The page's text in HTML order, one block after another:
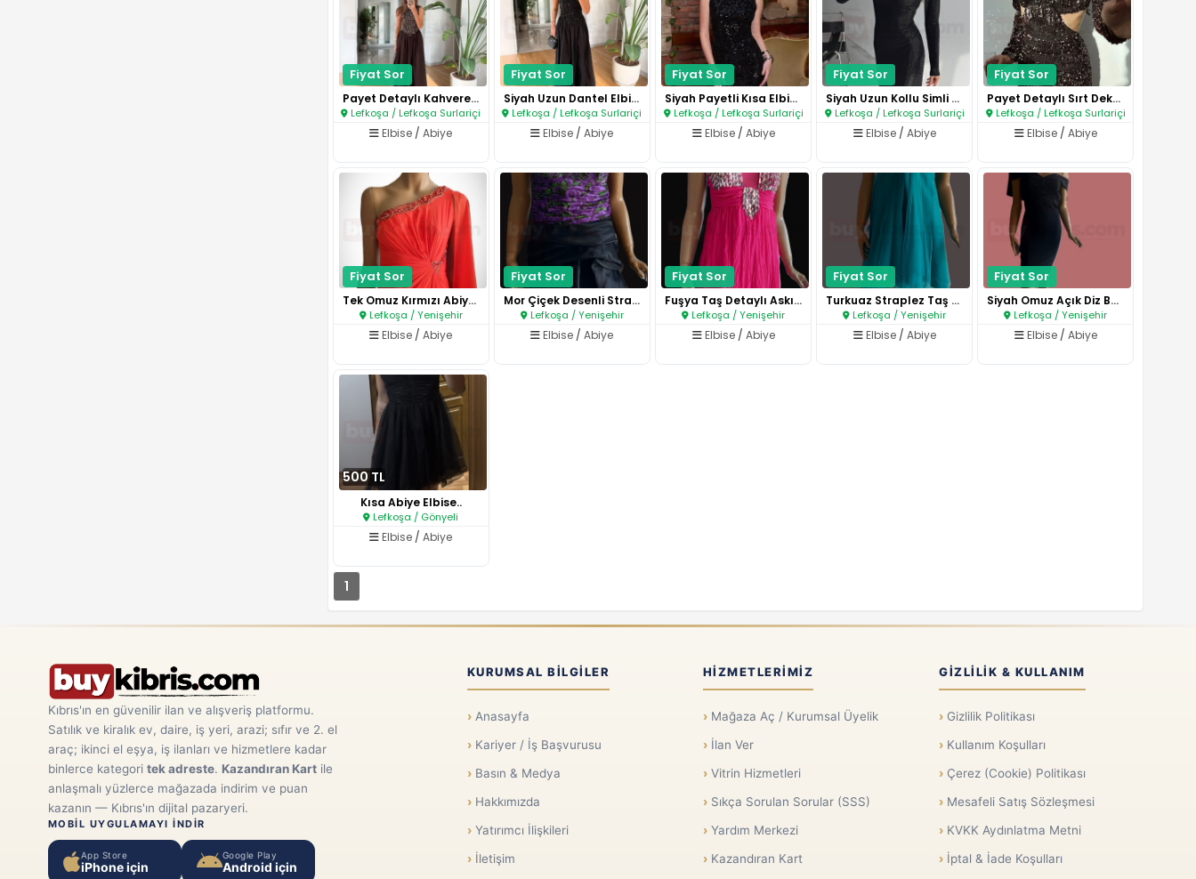
Fiyat Sor
Payet Detaylı Kahverengi Elbis..
Lefkoşa / Lefkoşa Surlariçi
Elbise /Abiye
Fiyat Sor
Siyah Uzun Dantel Elbise..
Lefkoşa / Lefkoşa Surlariçi
Elbise /Abiye
Fiyat Sor
Siyah Payetli Kısa Elbise..
Lefkoşa / Lefkoşa Surlariçi
Elbise/ Abiye
Fiyat Sor
Siyah Uzun Kollu Simli Elbise..
Lefkoşa / Lefkoşa Surlariçi
Elbise/ Abiye
Fiyat Sor
Payet Detaylı Sırt Dekolteli M..
Lefkoşa / Lefkoşa Surlariçi
Elbise/ Abiye
Fiyat Sor
Tek Omuz Kırmızı Abiye Elbise..
Lefkoşa / Yenişehir
Elbise /Abiye
Fiyat Sor
Mor Çiçek Desenli Straplez Abi..
Lefkoşa / Yenişehir
Elbise /Abiye
Fiyat Sor
Fuşya Taş Detaylı Askılı Abiye..
Lefkoşa / Yenişehir
Elbise/ Abiye
Fiyat Sor
Turkuaz Straplez Taş Detaylı A..
Lefkoşa / Yenişehir
Elbise/ Abiye
Fiyat Sor
Siyah Omuz Açık Diz Boyu Abiye..
Lefkoşa / Yenişehir
Elbise/ Abiye
500 TL
Kısa Abiye Elbise..
Lefkoşa / Gönyeli
Elbise /Abiye
1
Kıbrıs'ın en güvenilir ilan ve alışveriş platformu.
Satılık ve kiralık ev, daire, iş yeri, arazi; sıfır ve 2. el
araç; ikinci el eşya, iş ilanları ve hizmetlere kadar
binlerce kategori tek adreste. Kazandıran Kartile
anlaşmalı yüzlerce mağazada indirim ve puan
kazanın — Kıbrıs'ın dijital pazaryeri.
MOBIL UYGULAMAYI INDIR
App Store
iPhone için
Google Play
Android için
KURUMSAL BILGILER
Anasayfa
Kariyer / İş Başvurusu
Basın & Medya
Hakkımızda
Yatırımcı İlişkileri
İletişim
HIZMETLERIMIZ
Mağaza Aç / Kurumsal Üyelik
İlan Ver
Vitrin Hizmetleri
Sıkça Sorulan Sorular (SSS)
Yardım Merkezi
Kazandıran Kart
GIZLILIK & KULLANIM
Gizlilik Politikası
Kullanım Koşulları
Çerez (Cookie) Politikası
Mesafeli Satış Sözleşmesi
KVKK Aydınlatma Metni
İptal & İade Koşulları